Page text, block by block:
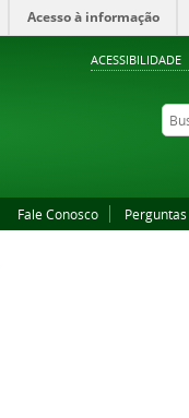
ACESSIBILIDADE
Acesso à informação
Fale Conosco